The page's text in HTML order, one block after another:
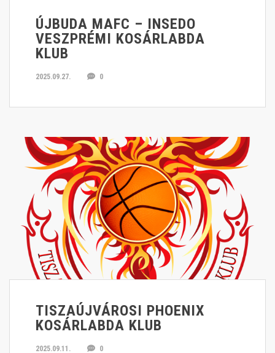
ÚJBUDA MAFC – INSEDO
VESZPRÉMI KOSÁRLABDA
KLUB
2025.09.27. 0
TISZAÚJVÁROSI PHOENIX
KOSÁRLABDA KLUB
2025.09.11. 0